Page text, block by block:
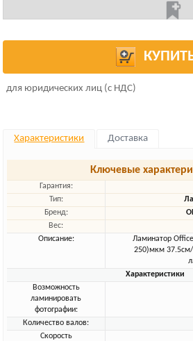
для юридических лиц (с НДС)
Характеристики Доставка
Ключевые
Гарантия:
Тип:
Бренд:
Вес:
Описание:
Ламинатор
250)мкм
Характеристики
Возможность
ламинировать
фотографии:
Количество валов:
Скорость